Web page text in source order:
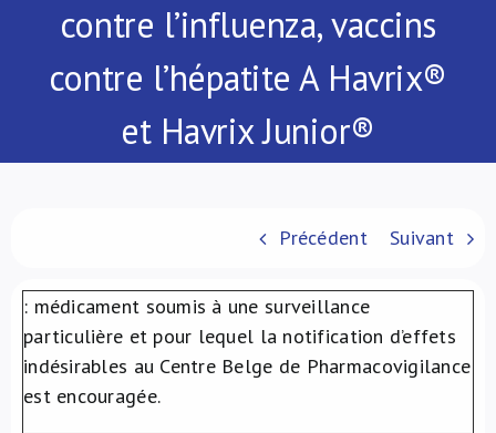
Contact
À propos de nous
contre l’influenza, vaccins
contre l’hépatite A Havrix®
et Havrix Junior®
Précédent Suivant
: médicament soumis à une surveillance
particulière et pour lequel la notification d’effets
indésirables au Centre Belge de Pharmacovigilance
est encouragée.